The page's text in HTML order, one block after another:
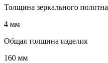
Толщина зеркального полотна
4 мм
Общая толщина изделия
160 мм